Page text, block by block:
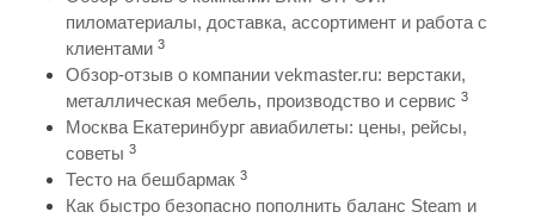
пиломатериалы, доставка, ассортимент и работа с
клиентами 3
Обзор-отзыв о компании vekmaster.ru: верстаки,
металлическая мебель, производство и сервис 3
Москва Екатеринбург авиабилеты: цены, рейсы,
советы 3
Тесто на бешбармак 3
Как быстро безопасно пополнить баланс Steam и